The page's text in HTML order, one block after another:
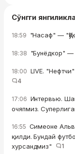
Сўнгги
18:59 "Насаф" —
18:38 "Бунёдкор"
18:00 LIVE.
4
17:06 Интервью.
очяпмиз.
16:55 Симеоне
қилди. Бундай
хурсандмиз"
1